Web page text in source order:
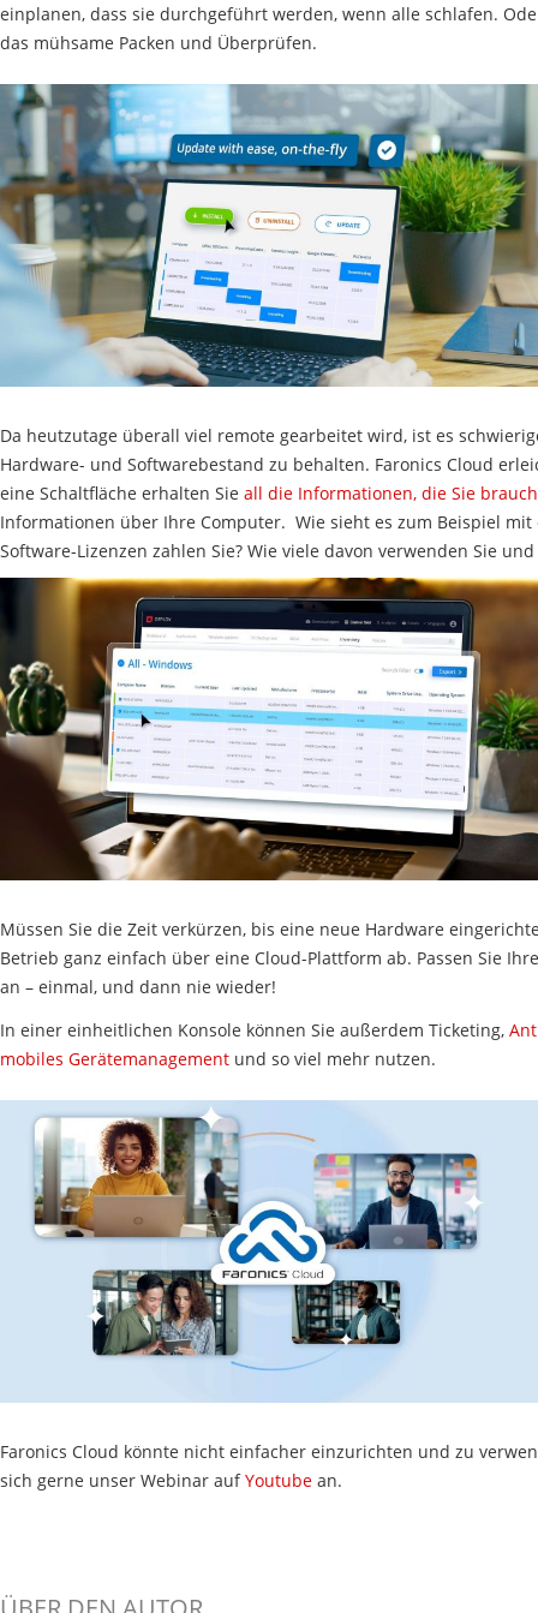
einplanen, dass sie durchgeführt werden, wenn alle schlafen.
das mühsame Packen und Überprüfen.
Da heutzutage überall viel remote gearbeitet wird, ist es
Hardware- und Softwarebestand zu behalten. Faronics Cloud
eine Schaltfläche erhalten Sie all die Informationen, die Sie
Informationen über Ihre Computer. Wie sieht es zum Beispiel mit
Software-Lizenzen zahlen Sie? Wie viele davon verwenden Sie
Müssen Sie die Zeit verkürzen, bis eine neue Hardware
Betrieb ganz einfach über eine Cloud-Plattform ab. Passen Sie
an – einmal, und dann nie wieder!
In einer einheitlichen Konsole können Sie außerdem Ticketing,
mobiles Gerätemanagement und so viel mehr nutzen.
Faronics Cloud könnte nicht einfacher einzurichten und zu
sich gerne unser Webinar aufYoutube an.